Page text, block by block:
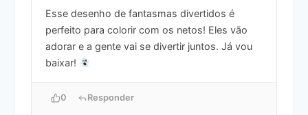
Esse desenho de fantasmas divertidos é
perfeito para colorir com os netos! Eles vão
adorar e a gente vai se divertir juntos. Já vou
baixar!
0 Responder